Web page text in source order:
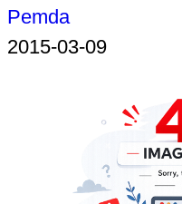
Pemda
2015-03-09